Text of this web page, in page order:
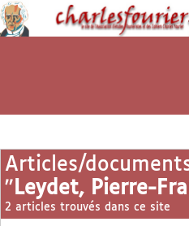
Articles/
" Leydet, Pierre-
2 articles trouvés dans ce site